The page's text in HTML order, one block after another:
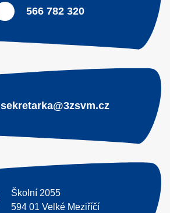
566 782 320
sekretarka@3zsvm.cz
Školní 2055
594 01 Velké Meziříčí